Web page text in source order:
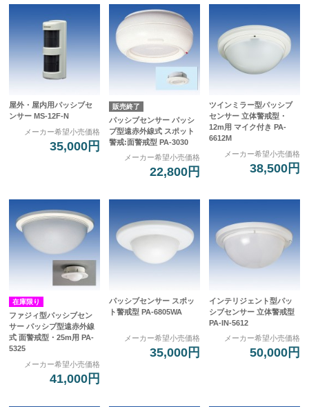
屋外・屋内用パッシブセ
ンサー MS-12F-N
メーカー希望小売価格
35,000円
販売終了
パッシブセンサー パッシ
ブ型遠赤外線式 スポット
警戒:面警戒型 PA-3030
メーカー希望小売価格
22,800円
ツインミラー型パッシブ
センサー 立体警戒型・
12m用 マイク付き PA-
6612M
メーカー希望小売価格
38,500円
在庫限り
ファジィ型パッシブセン
サー パッシブ型遠赤外線
式 面警戒型・25m用 PA-
5325
メーカー希望小売価格
41,000円
パッシブセンサー スポッ
ト警戒型 PA-6805WA
メーカー希望小売価格
35,000円
インテリジェント型パッ
シブセンサー 立体警戒型
PA-IN-5612
メーカー希望小売価格
50,000円